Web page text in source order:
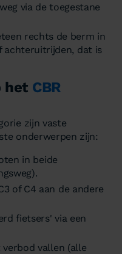
via de toegestane
rechts de berm in
achteruitrijden, dat is
het CBR
zijn vaste
onderwerpen zijn:
in beide
of C4 aan de andere
fietsers' via een
vallen (alle